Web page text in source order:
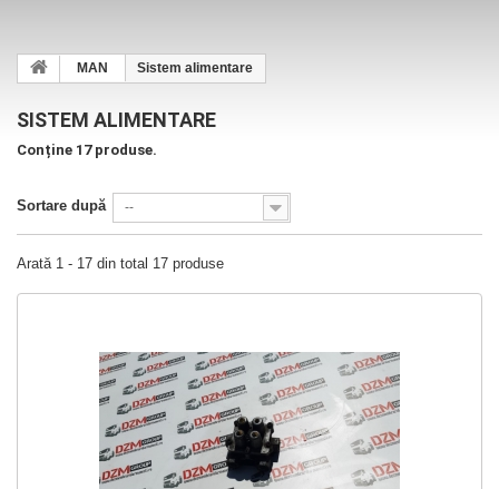
MAN Sistem alimentare
SISTEM ALIMENTARE
Conține 17 produse.
Sortare după --
Arată 1 - 17 din total 17 produse